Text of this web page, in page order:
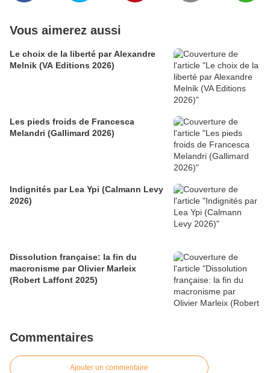
Vous aimerez aussi
Le choix de la liberté par Alexandre
Melnik (VA Editions 2026)
Les pieds froids de Francesca
Melandri (Gallimard 2026)
Indignités par Lea Ypi (Calmann Levy
2026)
Dissolution française: la fin du
macronisme par Olivier Marleix
(Robert Laffont 2025)
Commentaires
Ajouter un commentaire